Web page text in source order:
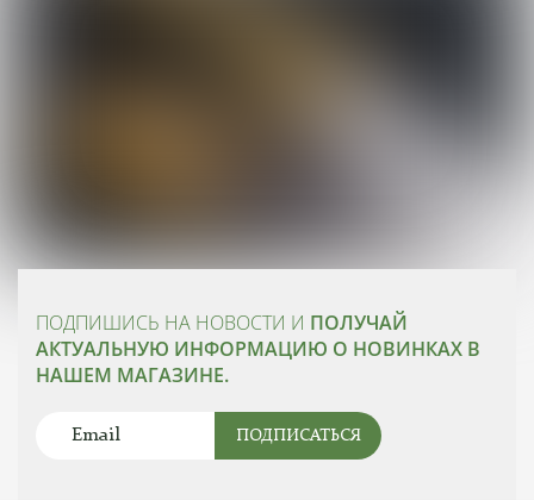
ПОДПИШИСЬ НА НОВОСТИ И ПОЛУЧАЙ
АКТУАЛЬНУЮ ИНФОРМАЦИЮ О НОВИНКАХ В
НАШЕМ МАГАЗИНЕ.
ПОДПИСАТЬСЯ